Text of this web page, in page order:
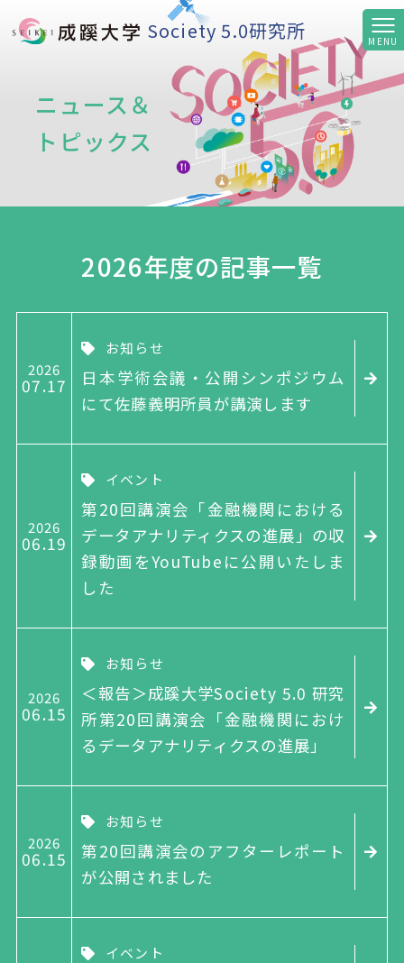
Society 5.0研究所
ニュース＆
トピックス
2026年度の記事一覧
2026
07 17
お知らせ
日本学術会議・公開シンポジウム
にて佐藤義明所員が講演します
2026
06 19
イベント
第20回講演会「金融機関における
データアナリティクスの進展」の収
録動画をYouTubeに公開いたしま
した
2026
06 15
お知らせ
＜報告＞成蹊大学Society 5.0 研究
所第20回講演会「金融機関におけ
るデータアナリティクスの進展」
2026
06 15
お知らせ
第20回講演会のアフターレポート
が公開されました
イベント